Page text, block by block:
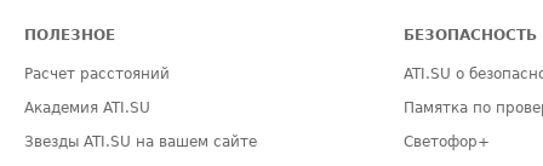
ПОЛЕЗНОЕ
Расчет расстояний
Академия ATI.SU
Звезды ATI.SU на вашем сайте
БЕЗОПАСНОСТЬ
ATI.SU о
Памятка по
Светофор+